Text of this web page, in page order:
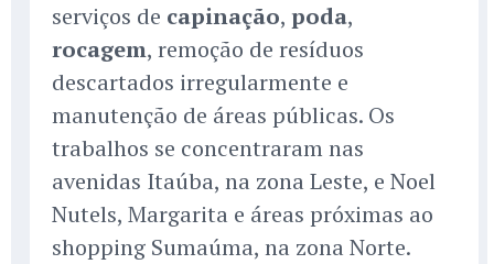
serviços de capinação, poda,
rocagem, remoção de resíduos
descartados irregularmente e
manutenção de áreas públicas. Os
trabalhos se concentraram nas
avenidas Itaúba, na zona Leste, e Noel
Nutels, Margarita e áreas próximas ao
shopping Sumaúma, na zona Norte.